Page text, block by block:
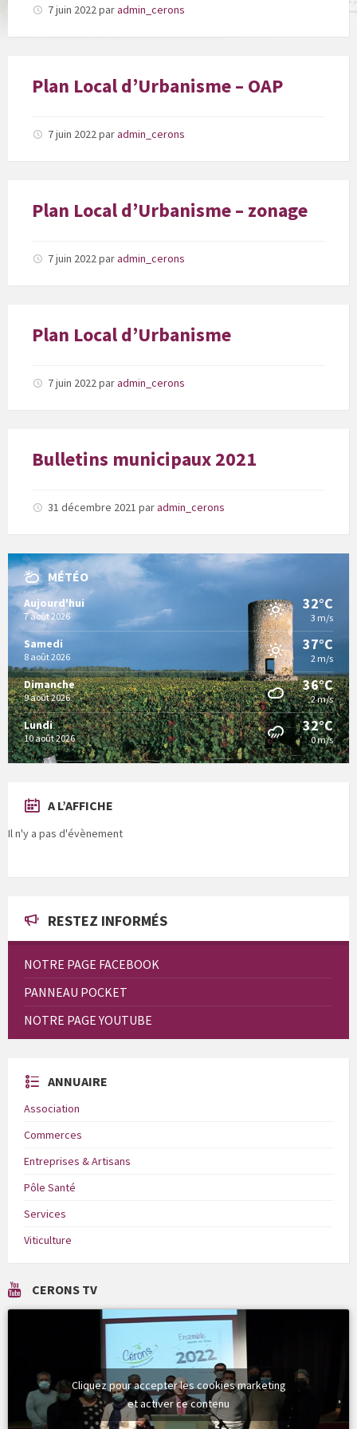
7 juin 2022paradmin_cerons
Plan Local d’Urbanisme – OAP
7 juin 2022paradmin_cerons
Plan Local d’Urbanisme – zonage
7 juin 2022paradmin_cerons
Plan Local d’Urbanisme
7 juin 2022paradmin_cerons
Bulletins municipaux 2021
31 décembre 2021 paradmin_cerons
MÉTÉO
Aujourd'hui
7 août 2026
32°C
3 m/s
Samedi
8 août 2026
37°C
2 m/s
Dimanche
9 août 2026
36°C
2 m/s
Lundi
10 août 2026
32°C
0 m/s
A L’AFFICHE
Il n'y a pas d'évènement
RESTEZ INFORMÉS
NOTRE PAGE FACEBOOK
PANNEAU POCKET
NOTRE PAGE YOUTUBE
ANNUAIRE
Association
Commerces
Entreprises & Artisans
Pôle Santé
Services
Viticulture
CERONS TV
Cliquez pour accepter les cookies marketing
et activer ce contenu